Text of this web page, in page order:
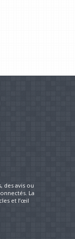
des avis ou
La
et l’œil